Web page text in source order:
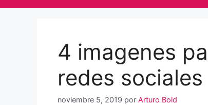
4 imagenes
redes sociales
noviembre 5, 2019 por Arturo Bold